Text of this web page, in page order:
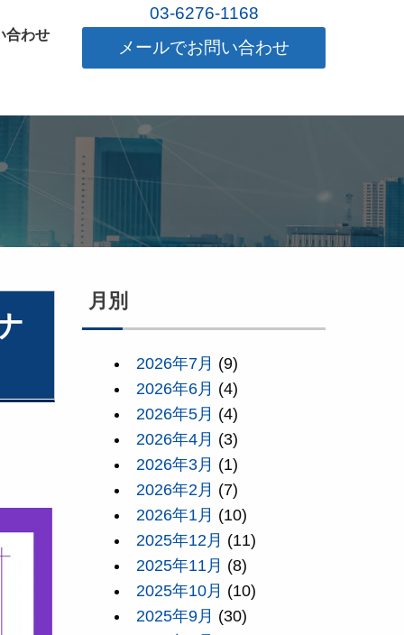
合わせ
03-6276-1168
メールでお問い合わせ
月別
2026年7月 (9)
2026年6月 (4)
2026年5月 (4)
2026年4月 (3)
2026年3月 (1)
2026年2月 (7)
2026年1月 (10)
2025年12月 (11)
2025年11月 (8)
2025年10月 (10)
2025年9月 (30)